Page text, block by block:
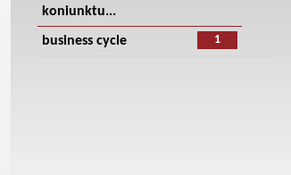
koniunktu...
1
business cycle